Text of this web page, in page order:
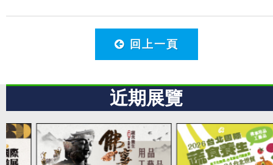
回上一頁
近期展覽